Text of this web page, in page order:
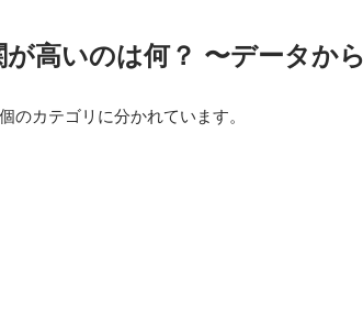
が高いのは何？ 〜データか
のカテゴリに分かれています。